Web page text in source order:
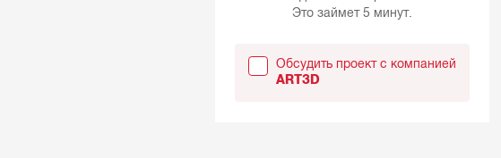
Это займет 5 минут.
Обсудить проект с компанией
ART3D